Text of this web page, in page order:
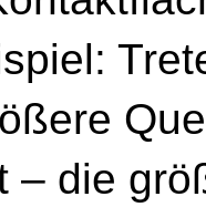
– die